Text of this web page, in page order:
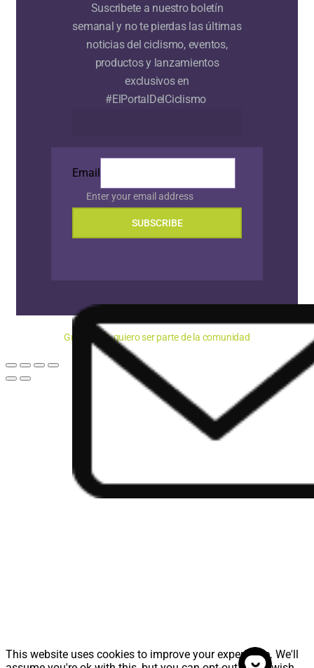
This website uses cookies to improve your experience. We'll
Suscribete a nuestro boletín
semanal y no te pierdas las últimas
noticias del ciclismo, eventos,
productos y lanzamientos
exclusivos en
#ElPortalDelCiclismo
Email
Enter your email address
SUBSCRIBE
Gracias, no quiero ser parte de la comunidad